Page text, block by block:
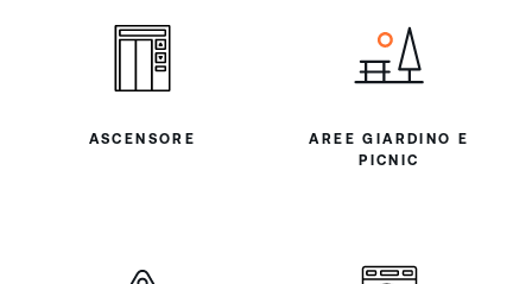
ASCENSORE
AREE GIARDINO E
PICNIC